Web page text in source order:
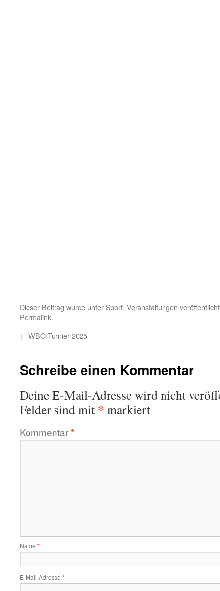
Dieser Beitrag wurde unter Sport, Veranstaltungen
Permalink.
← WBO-Turnier 2025
Schreibe einen Kommentar
Deine E-Mail-Adresse wird nicht
Felder sind mit * markiert
Kommentar*
Name *
E-Mail-Adresse *